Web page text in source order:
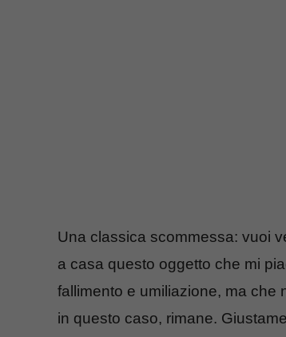
Una classica scommessa: vuoi
a casa questo oggetto che mi
fallimento e umiliazione, ma che
in questo caso, rimane.